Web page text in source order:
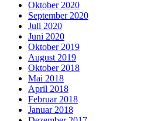
Oktober 2020
September 2020
Juli 2020
Juni 2020
Oktober 2019
August 2019
Oktober 2018
Mai 2018
April 2018
Februar 2018
Januar 2018